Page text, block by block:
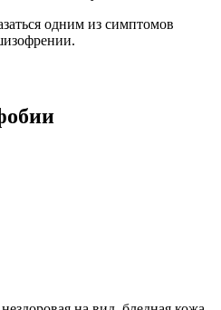
одним из симптомов